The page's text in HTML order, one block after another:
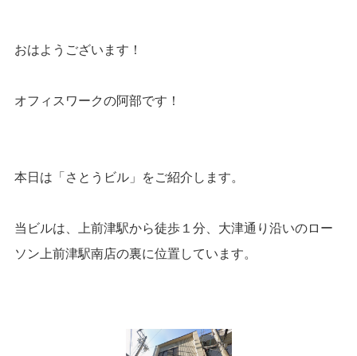
おはようございます！
オフィスワークの阿部です！
本日は「さとうビル」をご紹介します。
当ビルは、上前津駅から徒歩１分、大津通り沿いのロー
ソン上前津駅南店の裏に位置しています。